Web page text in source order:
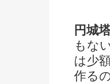
円城
もな
は少
作る